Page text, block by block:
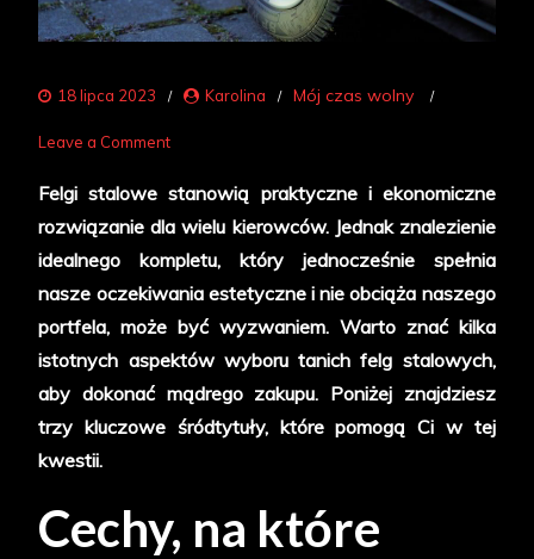
18 lipca 2023 Karolina Mój czas wolny
Leave a Commenton
znaleźć
idealne
i
tanie
felgi
stalowe
dla
swojego
Felgi stalowe stanowią praktyczne i ekonomiczne
rozwiązanie dla wielu kierowców. Jednak znalezienie
idealnego kompletu, który jednocześnie spełnia
nasze oczekiwania estetyczne i nie obciąża naszego
portfela, może być wyzwaniem. Warto znać kilka
istotnych aspektów wyboru tanich felg stalowych,
aby dokonać mądrego zakupu. Poniżej znajdziesz
trzy kluczowe śródtytuły, które pomogą Ci w tej
kwestii.
Cechy, na które